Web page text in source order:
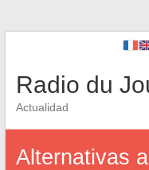
Radio du
Actualidad
Alternativas